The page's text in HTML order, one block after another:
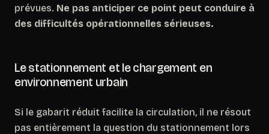
prévues. Ne pas anticiper ce point peut conduire à
des difficultés opérationnelles sérieuses.
Le stationnement et le chargement en
environnement urbain
Si le gabarit réduit facilite la circulation, il ne résout
pas entièrement la question du stationnement lors